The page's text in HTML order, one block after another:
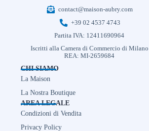
contact@maison-aubry.com
+39 02 4537 4743
Partita IVA: 12411690964
Iscritti alla Camera di Commercio di Milano
REA: MI-2659684
CHI SIAMO
La Maison
La Nostra Boutique
AREA LEGALE
Condizioni di Vendita
Privacy Policy